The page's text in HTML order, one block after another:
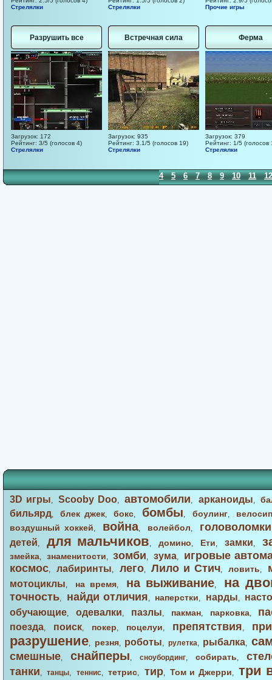
Стрелялки
Стрелялки
Прочие игры
Разрушить все
Загрузок: 172
Рейтинг: 3/5 (голосов 4)
Стрелялки
Встречная сила
Загрузок: 935
Рейтинг: 3.1/5 (голосов 19)
Стрелялки
Ферма
Загрузок: 379
Рейтинг: 1/5 (голосов
Стрелялки
1 2 3 4 5 6 7 8 9 10 11 12
3D игры,Scooby Doo,автомобили, арканоиды,
бильярд,блек джек,бокс, бомбы, боулинг,
воздушный хоккей, война, волейбол, головоломки
детей, для мальчиков, домино, Ети, замки,
змейка, знаменитости,зомби, зума,
игровые
космос, лабиринты, лего,Лило и Стич,ловить,
мотоциклы, на время, на выживание, на
точность, найди отличия, наперстки, нарды,
обучающие, одевалки, пазлы, пакман, парковка,
поезда, поиск, покер, поцелуи, препятствия,
разрушение, резня, роботы, рулетка, рыбалка,
смешные, снайперы, сноубординг, собирать,
танки,танцы, теннис,тетрис, тир,Том и Джерри, три